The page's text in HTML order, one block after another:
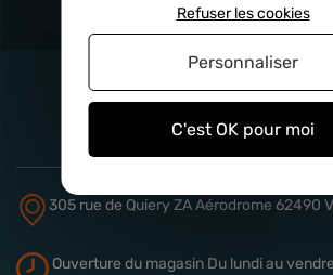
305 rue de Quiery ZA Aérodrome 62490
Ouverture du magasinDu lundi au
C'est OK pour moi
Refuser les cookies
Personnaliser